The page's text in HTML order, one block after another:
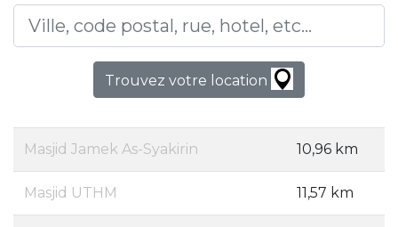
Trouvez votre location
Masjid Jamek As-Syakirin 10,96 km
Masjid UTHM 11,57 km